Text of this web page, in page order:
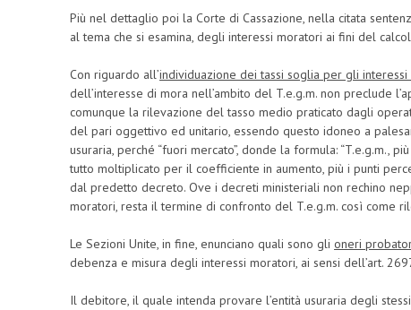
Più nel dettaglio poi la Corte di Cassazione, nella citata
al tema che si esamina, degli interessi moratori ai fini del
Con riguardo all’individuazione dei tassi soglia per gli
dell’interesse di mora nell’ambito del T.e.g.m. non preclude
comunque la rilevazione del tasso medio praticato dagli
del pari oggettivo ed unitario, essendo questo idoneo a
usuraria, perché “fuori mercato”, donde la formula: “T.e.g.m.,
tutto moltiplicato per il coefficiente in aumento, più i punti
dal predetto decreto. Ove i decreti ministeriali non rechino
moratori, resta il termine di confronto del T.e.g.m. così come
Le Sezioni Unite, in fine, enunciano quali sono glioneri
debenza e misura degli interessi moratori, ai sensi dell’art.
Il debitore, il quale intenda provare l’entità usuraria degli